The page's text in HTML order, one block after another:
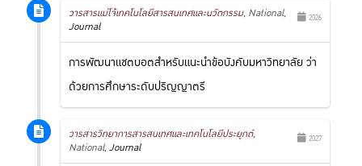
2026
วารสารแม่โจ้เทคโนโลยีสารสนเทศและนวัตกรรม, National,
Journal
การพัฒนาแชตบอตสำหรับแนะนำข้อบังคับมหาวิทยาลัย ว่า
ด้วยการศึกษาระดับปริญญาตรี
2027
วารสารวิทยาการสารสนเทศและเทคโนโลยีประยุกต์,
National,Journal